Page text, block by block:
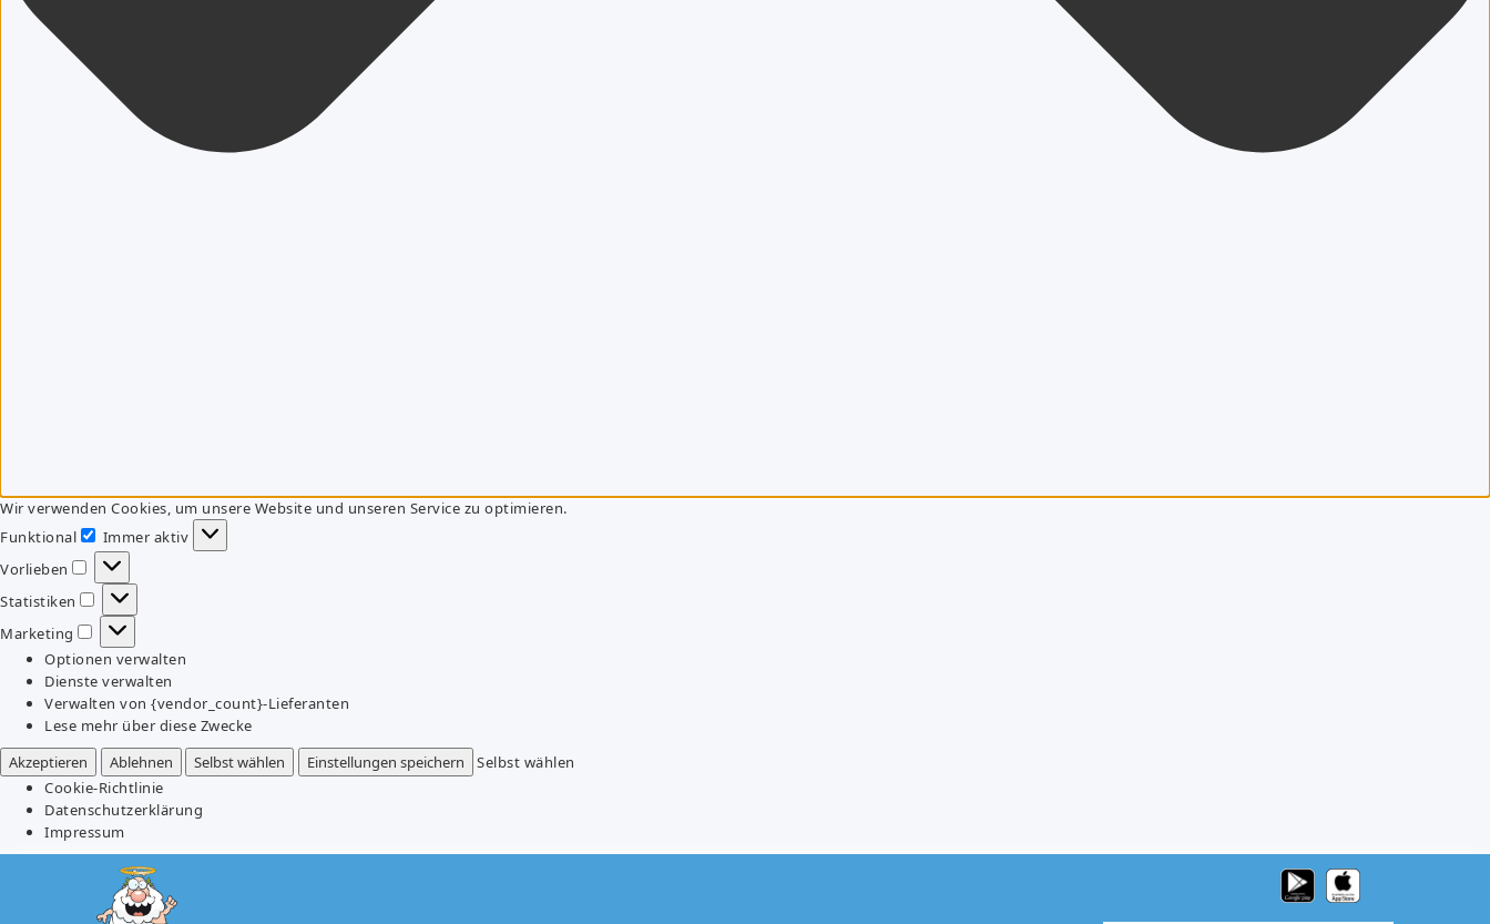
Wir verwenden Cookies, um unsere Website und unseren Service zu optimieren.
Funktional
Funktional
Immer aktiv
Vorlieben
Vorlieben
Statistiken
Statistiken
Marketing
Marketing
Optionen verwalten
Dienste verwalten
Verwalten von {vendor_count}-Lieferanten
Lese mehr über diese Zwecke
Akzeptieren
Ablehnen Selbst wählen Einstellungen speichern
Selbst wählen
Cookie-Richtlinie
Datenschutzerklärung
Impressum